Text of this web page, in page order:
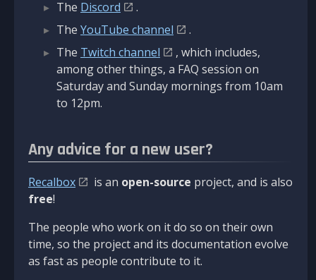
The Discord
.
The YouTube channel
.
The Twitch channel
, which includes,
among other things, a FAQ session on
Saturday and Sunday mornings from 10am
to 12pm.
Any advice for a new user?
Recalbox is an open-source project, and is also
free!
The people who work on it do so on their own
time, so the project and its documentation evolve
as fast as people contribute to it.